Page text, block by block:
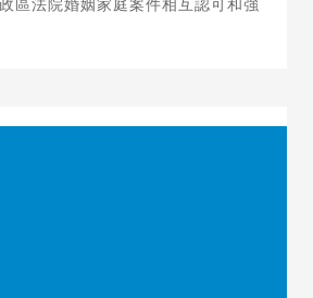
區法院婚姻家庭案件相互認可和強